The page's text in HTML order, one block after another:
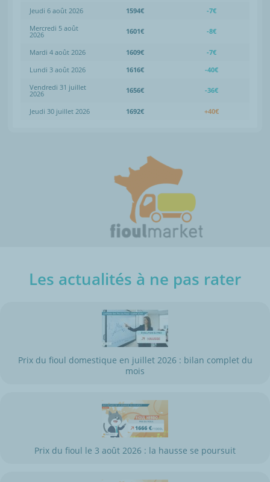
Jeudi 6 août 2026 1594€
-7€
Mercredi 5 août
2026 1601€ -8€
Mardi 4 août 2026 1609€
-7€
Lundi 3 août 2026
1616€
-40€
Vendredi 31 juillet
2026 1656€ -36€
Jeudi 30 juillet 2026 1692€ +40€
Les actualités à ne pas rater
Prix du fioul domestique en juillet 2026 : bilan complet du
mois
Prix du fioul le 3 août 2026 : la hausse se poursuit